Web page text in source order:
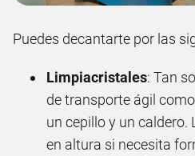
Puedes decantarte por las
Limpiacristales: Tan
de transporte ágil
un cepillo y un caldero.
en altura si necesita